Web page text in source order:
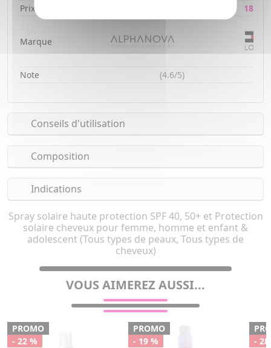
Prix
18,71€
Marque
Note (4.6/5)
Conseils d'utilisation
Composition
Indications
Spray solaire haute protection SPF 40, 50+ et Protection
solaire cheveux pour femme, homme et enfant &
adolescent (Tous types de peaux, Tous types de
cheveux)
VOUS AIMEREZ AUSSI...
PROMO
- 22 %
PROMO
- 19 %
-